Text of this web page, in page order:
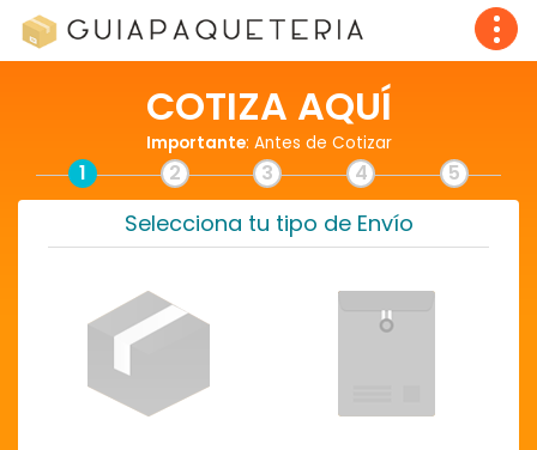
COTIZA AQUÍ
Importante: Antes de Cotizar
1 2 3 4 5
Selecciona tu tipo de Envío